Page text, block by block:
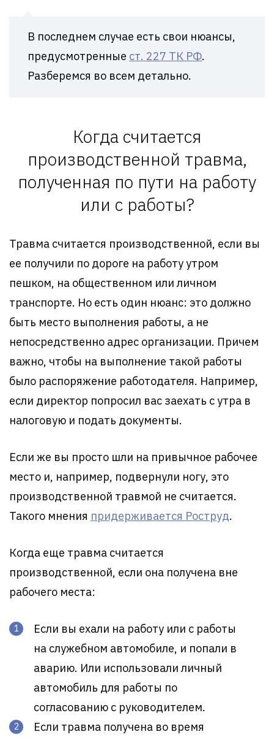
В последнем случае есть свои нюансы,
предусмотренные ст. 227 ТК РФ.
Разберемся во всем детально.
Когда считается
производственной травма,
полученная по пути на работу
или с работы?
Травма считается производственной, если вы
ее получили по дороге на работу утром
пешком, на общественном или личном
транспорте. Но есть один нюанс: это должно
быть место выполнения работы, а не
непосредственно адрес организации. Причем
важно, чтобы на выполнение такой работы
было распоряжение работодателя. Например,
если директор попросил вас заехать с утра в
налоговую и подать документы.
Если же вы просто шли на привычное рабочее
место и, например, подвернули ногу, это
производственной травмой не считается.
Такого мнения придерживается Роструд.
Когда еще травма считается
производственной, если она получена вне
рабочего места:
Если вы ехали на работу или с работы
на служебном автомобиле, и попали в
аварию. Или использовали личный
автомобиль для работы по
согласованию с руководителем.
Если травма получена во время